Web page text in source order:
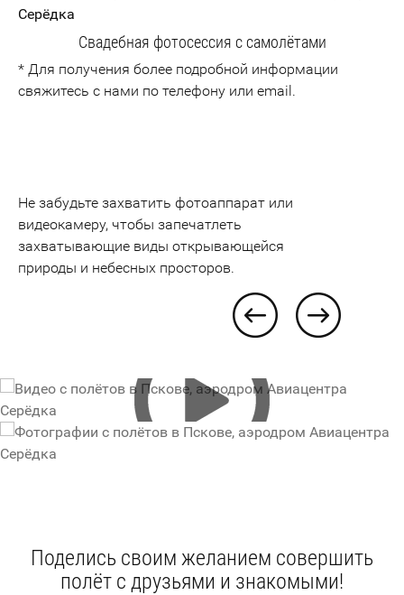
Свадебная фотосессия с самолётами
* Для получения более подробной информации
свяжитесь с нами по телефону или email.
Не забудьте захватить фотоаппарат или
видеокамеру, чтобы запечатлеть
захватывающие виды открывающейся
природы и небесных просторов.
Поделись своим желанием совершить
полёт с друзьями и знакомыми!